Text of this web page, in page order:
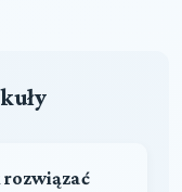
rozwiązać